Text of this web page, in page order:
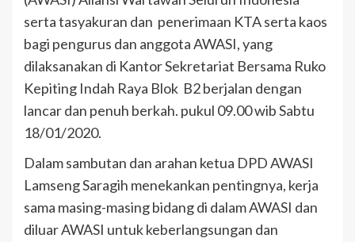
serta tasyakuran dan penerimaan KTA serta kaos
bagi pengurus dan anggota AWASI, yang
dilaksanakan di Kantor Sekretariat Bersama Ruko
Kepiting Indah Raya Blok B2 berjalan dengan
lancar dan penuh berkah. pukul 09.00 wib Sabtu
18/01/2020.
Dalam sambutan dan arahan ketua DPD AWASI
Lamseng Saragih menekankan pentingnya, kerja
sama masing-masing bidang di dalam AWASI dan
diluar AWASI untuk keberlangsungan dan